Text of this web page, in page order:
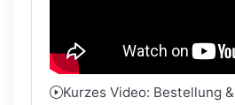
Kurzes Video: Bestellung